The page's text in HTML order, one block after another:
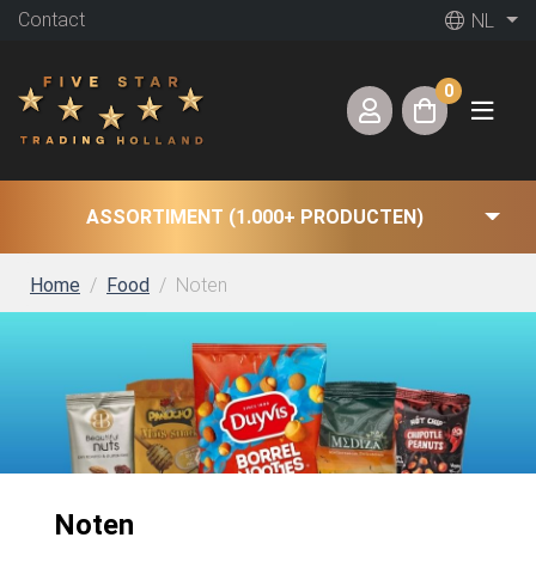
Contact NL
0
ASSORTIMENT (1.000+ PRODUCTEN)
Home Food Noten
Noten